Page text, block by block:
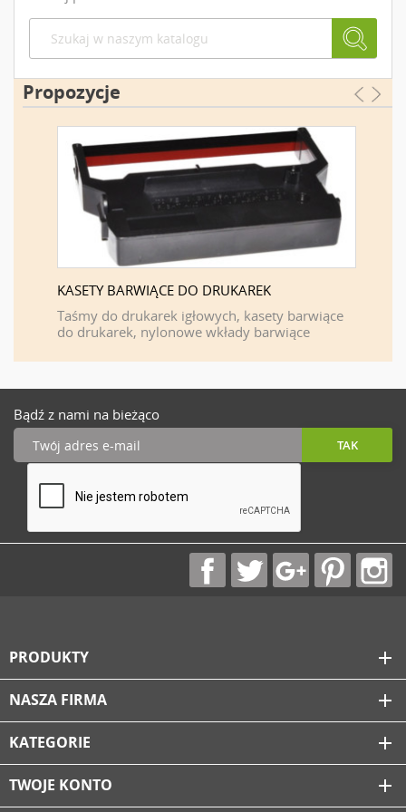
Propozycje
KASETY BARWIĄCE DO DRUKAREK
Taśmy do drukarek igłowych, kasety barwiące
do drukarek, nylonowe wkłady barwiące
Bądź z nami na bieżąco
PRODUKTY add
NASZA FIRMA add
KATEGORIE add
TWOJE KONTO add